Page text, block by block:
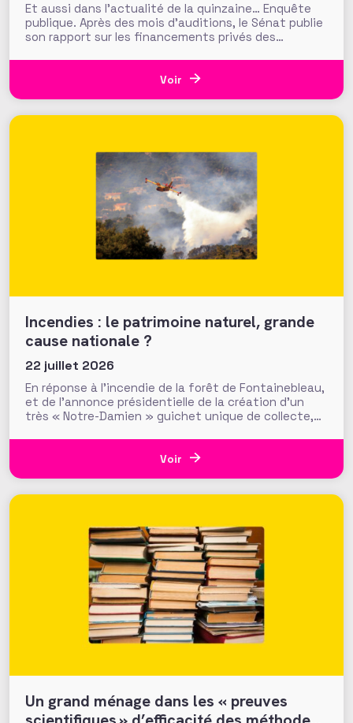
Et aussi dans l’actualité de la quinzaine… Enquête
publique. Après des mois d’auditions, le Sénat publie
son rapport sur les financements privés des
influence croissante dans les domaines de l’intérêt
général. Fonds de dotation dormants, fondations
Voir
Incendies : le patrimoine naturel, grande
cause nationale ?
22 juillet 2026
En réponse à l’incendie de la forêt de Fontainebleau,
et de l’annonce présidentielle de la création d’un
très « Notre-Damien » guichet unique de collecte,
d’une semaine par la Fondation du Patrimoine. Alors
que d’autres collectes, par l’ONF ou des particuliers,
Voir
Un grand ménage dans les « preuves